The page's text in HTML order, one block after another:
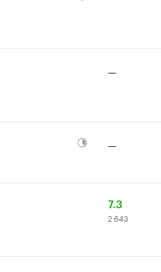
—
—
Рейтинг
Кинопоиска
7.3
2
643
2 643